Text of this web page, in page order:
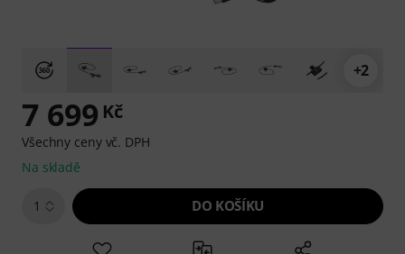
+2
7 699 Kč
Všechny ceny vč. DPH
Na skladě
1 DO KOŠÍKU